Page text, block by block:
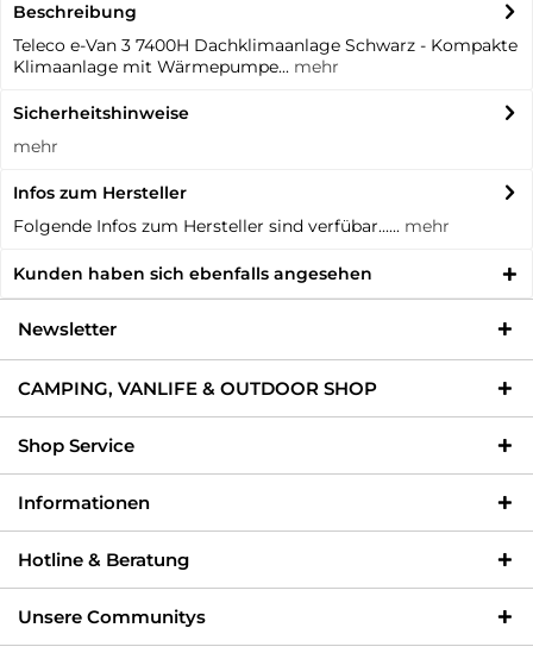
Beschreibung
Teleco e-Van 3 7400H Dachklimaanlage Schwarz - Kompakte
Klimaanlage mit Wärmepumpe... mehr
Sicherheitshinweise
mehr
Infos zum Hersteller
Folgende Infos zum Hersteller sind verfübar...... mehr
Kunden haben sich ebenfalls angesehen
Newsletter
CAMPING, VANLIFE & OUTDOOR SHOP
Shop Service
Informationen
Hotline & Beratung
Unsere Communitys